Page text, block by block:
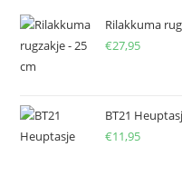
Rilakkuma
€27,95
BT21
€11,95